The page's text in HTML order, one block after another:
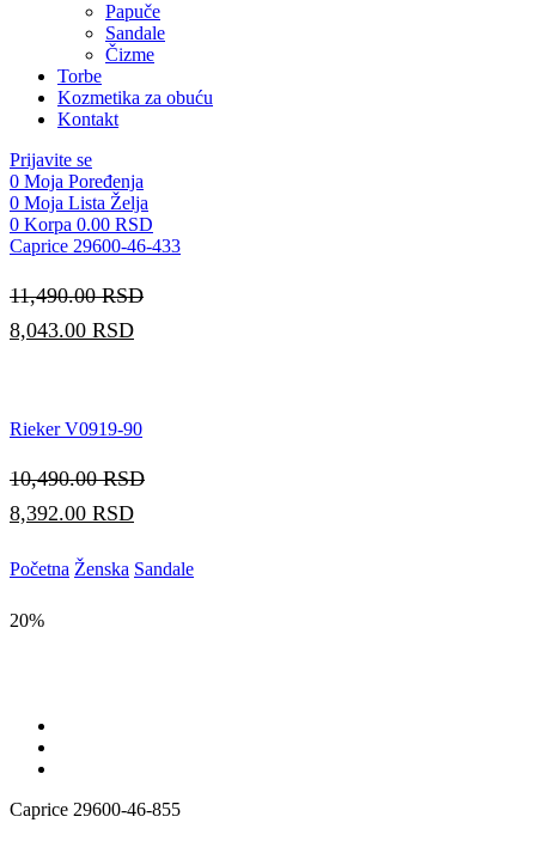
Papuče
Sandale
Čizme
Torbe
Kozmetika za obuću
Kontakt
Prijavite se
0 Moja Poređenja
0 Moja Lista Želja
0 Korpa 0.00 RSD
Caprice 29600-46-433
11,490.00RSD
8,043.00 RSD
Rieker V0919-90
10,490.00RSD
8,392.00 RSD
Početna Ženska Sandale
20%
Caprice 29600-46-855